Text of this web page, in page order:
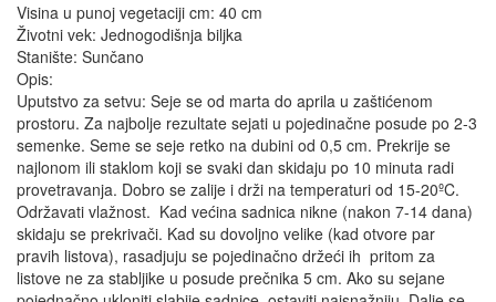
Visina u punoj vegetaciji cm: 40 cm
Životni vek: Jednogodišnja biljka
Stanište: Sunčano
Opis:
Uputstvo za setvu: Seje se od marta do aprila u zaštićenom
prostoru. Za najbolje rezultate sejati u pojedinačne posude po 2-3
semenke. Seme se seje retko na dubini od 0,5 cm. Prekrije se
najlonom ili staklom koji se svaki dan skidaju po 10 minuta radi
provetravanja. Dobro se zalije i drži na temperaturi od 15-20ºC.
Održavati vlažnost. Kad većina sadnica nikne (nakon 7-14 dana)
skidaju se prekrivači. Kad su dovoljno velike (kad otvore par
pravih listova), rasadjuju se pojedinačno držeći ih pritom za
listove ne za stabljike u posude prečnika 5 cm. Ako su sejane